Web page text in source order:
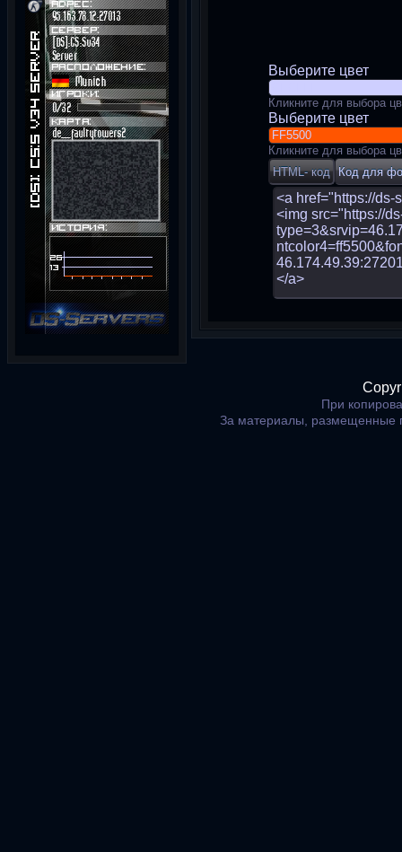
Выберите цвет
Кликните для выбора
Выберите цвет
Кликните для выбора
При
За материалы, размещенные